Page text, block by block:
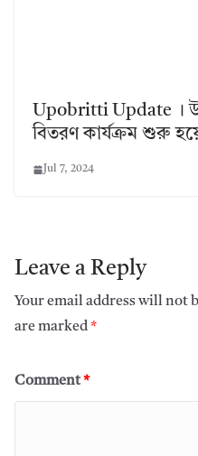
Upobritti Update ।
বিতরণ কার্যক্রম শুরু
Jul 7, 2024
Leave a Reply
Your email address will not
are marked*
Comment*